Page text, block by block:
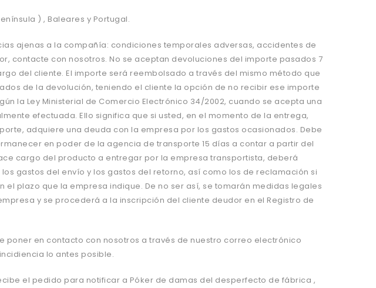
) , Baleares y Portugal.
ajenas a la compañía: condiciones temporales adversas, accidentes de
contacte con nosotros. No se aceptan devoluciones del importe pasados 7
del cliente. El importe será reembolsado a través del mismo método que
de la devolución, teniendo el cliente la opción de no recibir ese importe
ún la Ley Ministerial de Comercio Electrónico 34/2002, cuando se acepta una
efectuada. Ello significa que si usted, en el momento de la entrega,
adquiere una deuda con la empresa por los gastos ocasionados. Debe
en poder de la agencia de transporte 15 días a contar a partir del
cargo del producto a entregar por la empresa transportista, deberá
gastos del envío y los gastos del retorno, así como los de reclamación si
el plazo que la empresa indique. De no ser así, se tomarán medidas legales
y se procederá a la inscripción del cliente deudor en el Registro de
poner en contacto con nosotros a través de nuestro correo electrónico
lo antes posible.
el pedido para notificar a Póker de damas del desperfecto de fábrica ,